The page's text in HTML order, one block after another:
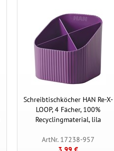
Schreibtischköcher HAN Re-X-
LOOP, 4 Fächer, 100%
Recyclingmaterial, lila
ArtNr. 17238-957